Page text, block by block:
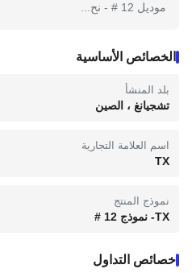
موديل 12 # - نح...
الخصائص الأساسية
بلد المنشأ
تشجيانغ ، الصين
اسم العلامة التجارية
TX
نموذج المنتج
TX- نموذج 12 #
خصائص التداول